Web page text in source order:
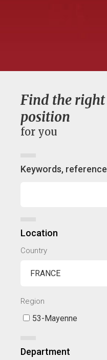
Find the right
position
for you
Keywords, reference
Location
Country
Region
53-Mayenne
Department